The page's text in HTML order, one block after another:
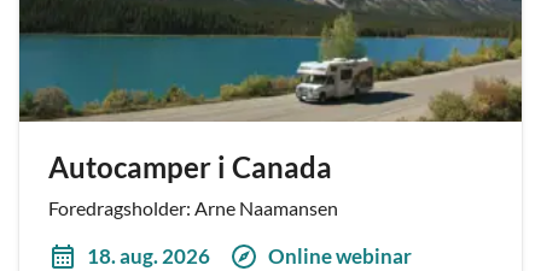
Autocamper i Canada
Foredragsholder: Arne Naamansen
18. aug. 2026 Online webinar